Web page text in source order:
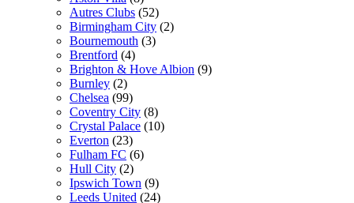
Autres Clubs (52)
Birmingham City (2)
Bournemouth (3)
Brentford (4)
Brighton & Hove Albion (9)
Burnley (2)
Chelsea (99)
Coventry City (8)
Crystal Palace (10)
Everton (23)
Fulham FC (6)
Hull City (2)
Ipswich Town (9)
Leeds United (24)